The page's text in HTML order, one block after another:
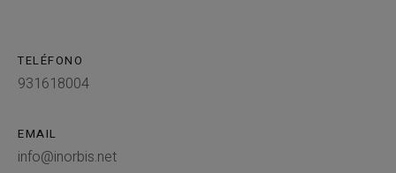
TELÉFONO
931618004
EMAIL
info@inorbis.net